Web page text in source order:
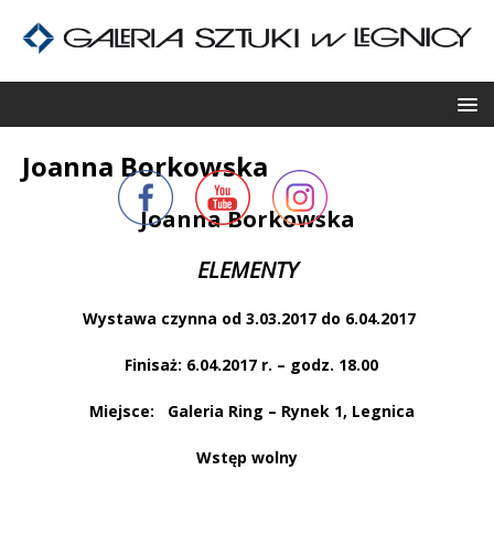
Joanna Borkowska
Joanna Borkowska
ELEMENTY
Wystawa czynna od 3.03.2017 do 6.04.2017
Finisaż: 6.04.2017 r. – godz. 18.00
Miejsce: Galeria Ring – Rynek 1, Legnica
Wstęp wolny